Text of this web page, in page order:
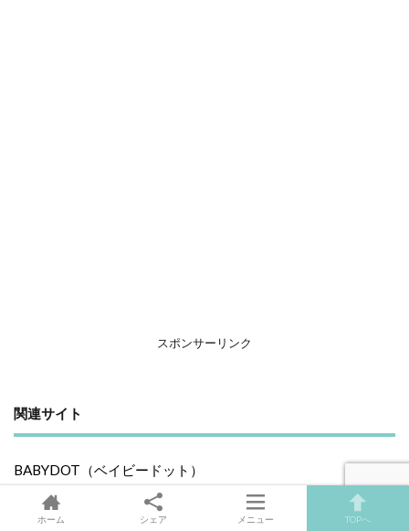
スポンサーリンク
関連サイト
BABYDOT（ベイビードット）
ホーム シェア メニュー TOPへ